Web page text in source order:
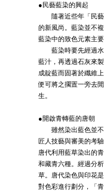
●民藝藍染的興起
隨著近些年「民藝
的新風尚。藍染並不
藍染中的致色元素主
藍染時要先經過水
藍汁，再透過石灰來
成靛藍而固著於纖維
便可將之擱置一旁去
生。
●開啟青轉藍的唐朝
雖然染出藍色並不
匠人技藝與審美的考
唐代利用藍草染出的
和藏青六種。經過分
草。唐代染色與印花
對色彩進行劃分，「